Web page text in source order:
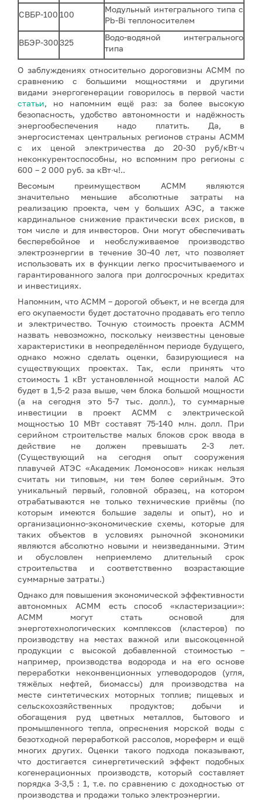
СВБР-100 100
Модульный интегрального типа с
Pb-Bi теплоносителем
ВБЭР-300325
Водо-водяной интегрального
типа
О заблуждениях относительно дороговизны АСММ по
сравнению с большими мощностями и другими
видами энергогенерации говорилось в первой части
статьи, но напомним ещё раз: за более высокую
безопасность, удобство автономности и надёжность
энергообеспечения надо платить. Да, в
энергосистемах центральных регионов страны АСММ
с их ценой электричества до 20-30 руб/кВт∙ч
неконкурентоспособны, но вспомним про регионы с
600 – 2 000 руб. за кВт∙ч!..
Весомым преимуществом АСММ являются
значительно меньшие абсолютные затраты на
реализацию проекта, чем у больших АЭС, а также
кардинальное снижение практически всех рисков, в
том числе и для инвесторов. Они могут обеспечивать
бесперебойное и необслуживаемое производство
электроэнергии в течение 30-40 лет, что позволяет
использовать их в функции легко просчитываемого и
гарантированного залога при долгосрочных кредитах
и инвестициях.
Напомним, что АСММ – дорогой объект, и не всегда для
его окупаемости будет достаточно продавать его тепло
и электричество. Точную стоимость проекта АСММ
назвать невозможно, поскольку неизвестны ценовые
характеристики в неопределённом периоде будущего,
однако можно сделать оценки, базирующиеся на
существующих проектах. Так, если принять что
стоимость 1 кВт установленной мощности малой АС
будет в 1,5-2 раза выше, чем блока большой мощности
(а на сегодня это 5-7 тыс. долл.), то суммарные
инвестиции в проект АСММ с электрической
мощностью 10 МВт составят 75-140 млн. долл. При
серийном строительстве малых блоков срок ввода в
действие не должен превышать 2-3 лет.
(Существующий на сегодня опыт сооружения
плавучей АТЭС «Академик Ломоносов» никак нельзя
считать ни типовым, ни тем более серийным. Это
уникальный первый, головной образец, на котором
отрабатываются не только технические приёмы (по
которым имеются большие заделы и опыт), но и
организационно-экономические схемы, которые для
таких объектов в условиях рыночной экономики
являются абсолютно новыми и неизведанными. Этим
и обусловлен неприемлемо длительный срок
строительства и соответственно возрастающие
суммарные затраты.)
Однако для повышения экономической эффективности
автономных АСММ есть способ «кластеризации»:
АСММ могут стать основой для
энерготехнологических комплексов (кластеров) по
производству на местах важной или высокоценной
продукции с высокой добавленной стоимостью –
например, производства водорода и на его основе
переработки неконвенционных углеводородов (угля,
тяжёлых нефтей, биомассы) для производства на
месте синтетических моторных топлив; пищевых и
сельскохозяйственных продуктов; добычи и
обогащения руд цветных металлов, бытового и
промышленного тепла, опреснения морской воды с
безотходной переработкой рассолов, мореферм и ещё
многих других. Оценки такого подхода показывают,
что достигается синергетический эффект подобных
когенерационных производств, который составляет
порядка 3-3,5 : 1, т.е. по сравнению с доходностью от
производства и продажи только электроэнергии.